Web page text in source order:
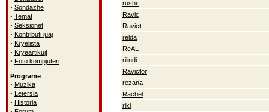
· Sondazhe
· Temat
· Seksionet
· Kontributi juaj
· Kryelista
· Kryeartikujt
· Foto kompjuteri
Programe
· Muzika
· Letersia
· Historia
rushit
Ravic
Ravict
relda
ReAL
rilindi
Ravictor
rezana
Rachel
riki